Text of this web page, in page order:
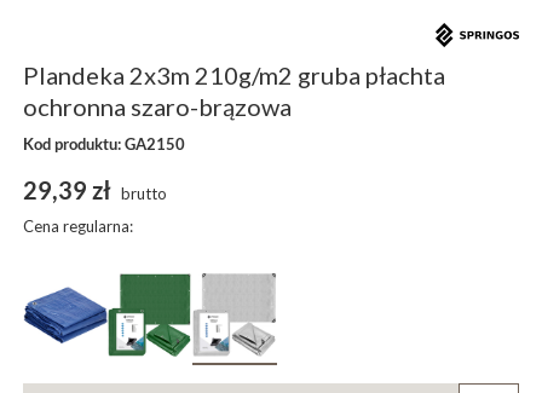
Plandeka 2x3m 210g/m2 gruba płachta
ochronna szaro-brązowa
Kod produktu: GA2150
29,39 zł brutto
Cena regularna: